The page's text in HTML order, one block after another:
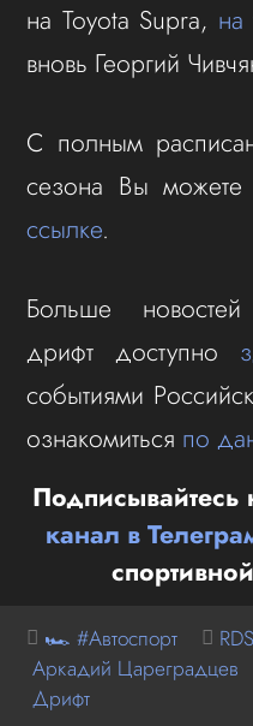
на Toyota Supra, на
вновь Георгий
С полным
сезона Вы можете
ссылке.
Больше
дрифт доступно
событиями
ознакомиться по
Подписывайтесь
канал в
🏎 #Автоспорт RDS
Аркадий Цареградцев
Дрифт